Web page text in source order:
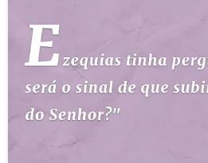
10 MANDAMENTOS
ESTUDOS BÍBLICOS
ESBOÇOS DE PREGAÇÃO